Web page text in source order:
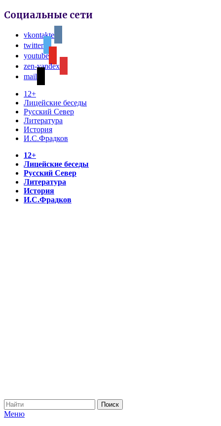
Социальные сети
vkontakte
twitter
youtube
zen-yandex
mail
12+
Лицейские беседы
Русский Север
Литература
История
И.С.Фрадков
12+
Лицейские беседы
Русский Север
Литература
История
И.С.Фрадков
Меню